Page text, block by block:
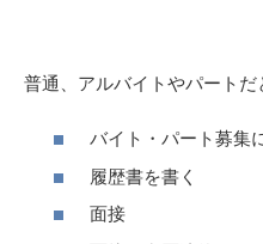
普通、アルバイトやパート
バイト・パート募集
履歴書を書く
面接